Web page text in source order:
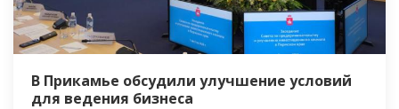
В Прикамье обсудили улучшение условий
для ведения бизнеса